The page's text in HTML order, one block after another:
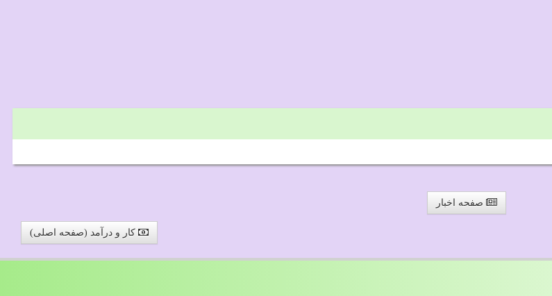
صفحه اخبار
کار و درآمد (صفحه اصلی)